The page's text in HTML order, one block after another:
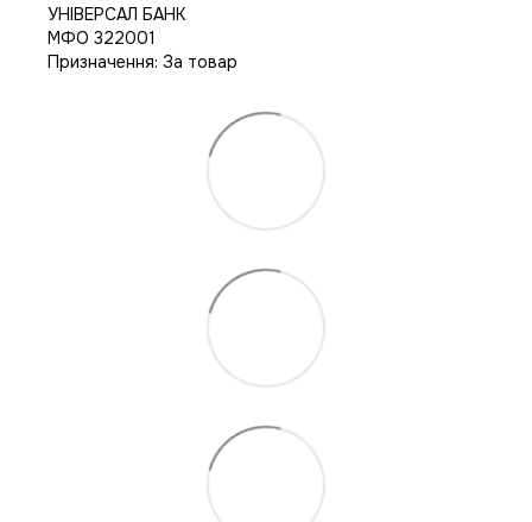
УНІВЕРСАЛ БАНК
МФО 322001
Призначення: За товар